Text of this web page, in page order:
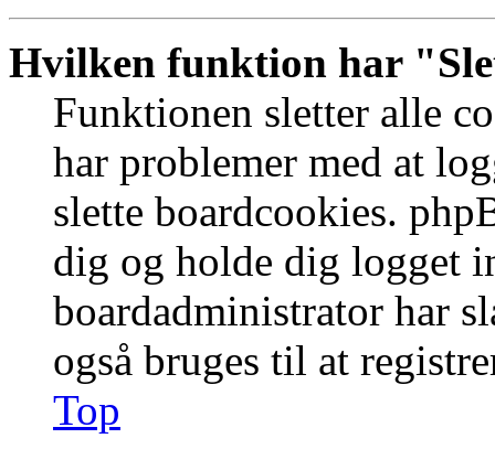
Hvilken funktion har
Funktionen sletter alle
har problemer med at
slette boardcookies.
dig og holde dig logget
boardadministrator har
også bruges til at
Top